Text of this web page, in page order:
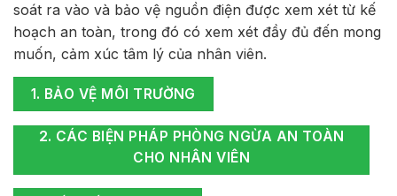
soát ra vào và bảo vệ nguồn điện được xem xét từ kế
hoạch an toàn, trong đó có xem xét đầy đủ đến mong
muốn, cảm xúc tâm lý của nhân viên.
1. BẢO VỆ MÔI TRƯỜNG
2. CÁC BIỆN PHÁP PHÒNG NGỪA AN TOÀN
CHO NHÂN VIÊN